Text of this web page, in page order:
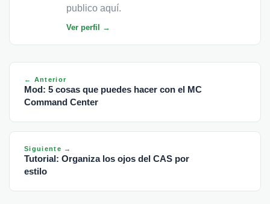
publico aquí.
Ver perfil →
← Anterior
Mod: 5 cosas que puedes hacer con el MC
Command Center
Siguiente →
Tutorial: Organiza los ojos del CAS por
estilo